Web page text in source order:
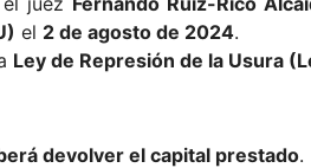
el 2 de agosto de 2024.
Ley de Represión de la Usura
devolver el capital prestado.